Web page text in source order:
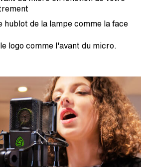
hublot de la lampe comme la face
logo comme l'avant du micro.